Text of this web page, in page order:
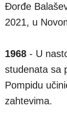
Đorđe
2021, u
1968 - U
studenata sa
Pompidu
zahtevima.